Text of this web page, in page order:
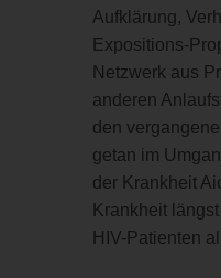
Aufklärung,
Expositions-
Netzwerk aus
anderen
den
getan im
der Krankheit
Krankheit
HIV-Patienten